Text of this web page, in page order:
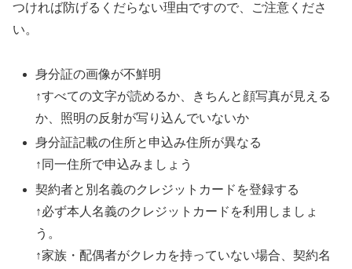
つければ防げるくだらない理由ですので、ご注意くださ
い。
身分証の画像が不鮮明
↑すべての文字が読めるか、きちんと顔写真が見える
か、照明の反射が写り込んでいないか
身分証記載の住所と申込み住所が異なる
↑同一住所で申込みましょう
契約者と別名義のクレジットカードを登録する
↑必ず本人名義のクレジットカードを利用しましょ
う。
↑家族・配偶者がクレカを持っていない場合、契約名